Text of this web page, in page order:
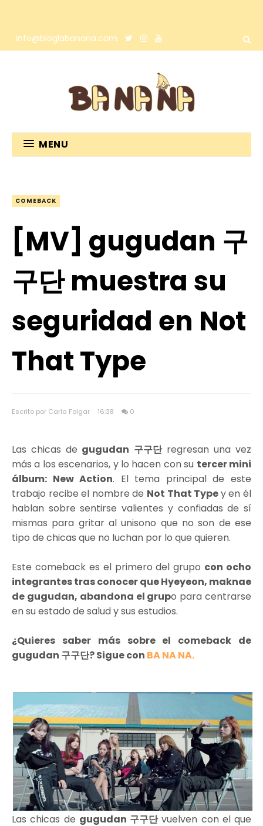
info@bloglabanana.com
MENU
COMEBACK
[MV] gugudan 구
구단 muestra su
seguridad en Not
That Type
Escrito por Carla Folgar 16:38 0
Las chicas de gugudan 구구단regresan una vez
más a los escenarios, y lo hacen con su tercer mini
álbum: New Action. El tema principal de este
trabajo recibe el nombre de Not That Typey en él
hablan sobre sentirse valientes y confiadas de sí
mismas para gritar al unisono que no son de ese
tipo de chicas que no luchan por lo que quieren.
Este comeback es el primero del grupo con ocho
integrantes tras conocer que Hyeyeon, maknae
de gugudan, abandona el grupo para centrarse
en su estado de salud y sus estudios.
¿Quieres saber más sobre el comeback de
gugudan 구구단? Sigue con BA NA NA.
Las chicas de gugudan 구구단vuelven con el que